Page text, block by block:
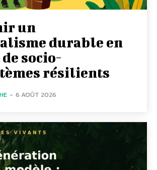
un
durable en
socio-
résilients
- 6 AOÛT 2026